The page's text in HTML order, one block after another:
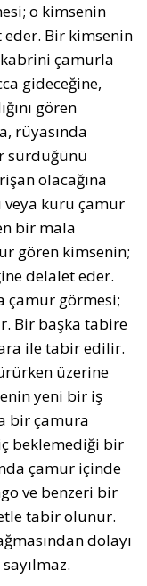
o kimsenin
Bir kimsenin
kabrini çamurla
gideceğine,
gören
rüyasında
sürdüğünü
olacağına
veya kuru çamur
bir mala
gören kimsenin;
delalet eder.
çamur görmesi;
Bir başka tabire
ile tabir edilir.
üzerine
yeni bir iş
bir çamura
beklemediği bir
çamur içinde
ve benzeri bir
tabir olunur.
dolayı